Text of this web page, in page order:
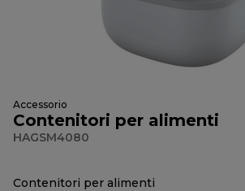
Accessorio
Contenitori per alimenti
HAGSM4080
Contenitori per alimenti